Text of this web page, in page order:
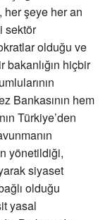
her şeye her an
sektör
olduğu ve
hiçbir
Bankasının hem
Türkiye’den
yönetildiği,
siyaset
olduğu
yasal